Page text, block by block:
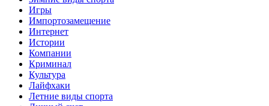
Игры
Импортозамещение
Интернет
Истории
Компании
Криминал
Культура
Лайфхаки
Летние виды спорта